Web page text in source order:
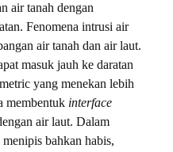
air tanah dengan
Fenomena intrusi air
air tanah dan air laut.
masuk jauh ke daratan
yang menekan lebih
membentuk interface
air laut. Dalam
bahkan habis,